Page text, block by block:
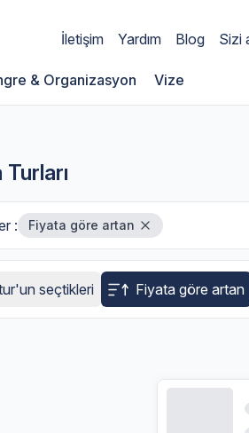
İletişim Yardım Blog Sizi
& Organizasyon Vize
: Fiyata göre artan
seçtikleri Fiyata göre artan